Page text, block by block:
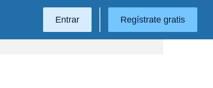
Entrar Regístrate gratis